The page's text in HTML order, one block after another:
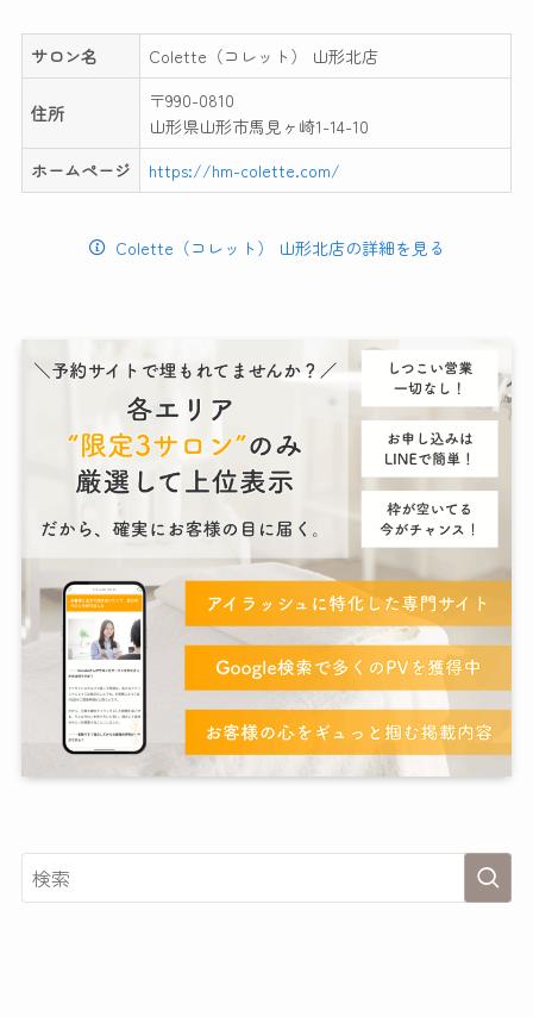
サロン名 Colette（コレット） 山形北店
住所
〒990-0810
山形県山形市馬見ヶ崎1-14-10
ホームページ
https://hm-colette.com/
Colette（コレット） 山形北店の詳細を見る